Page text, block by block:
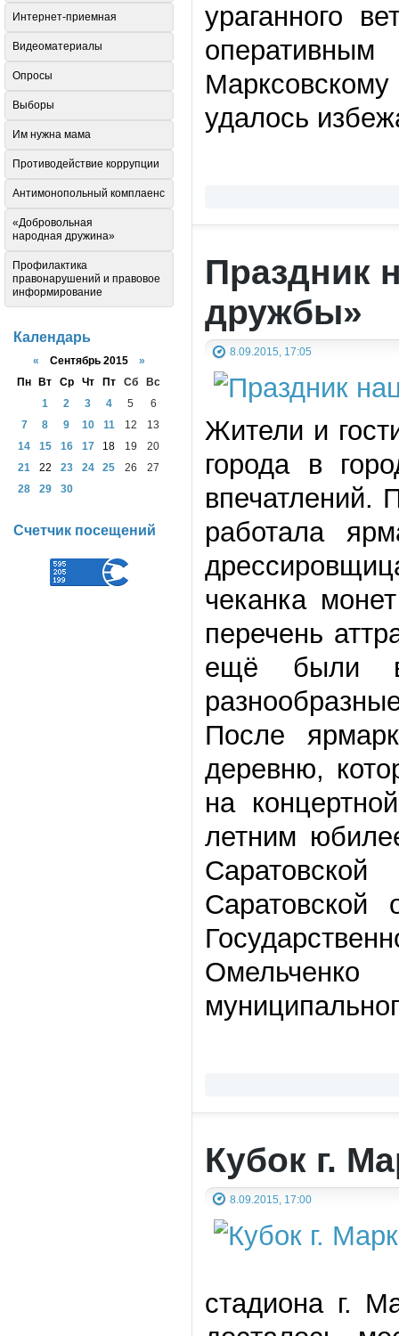
ураганного
удалось
Праздник
дружбы»
8.09.2015, 17:05
Жители и
города в
впечатлений.
работала
чеканка
перечень
ещё были в
После
деревню,
на
летним
Саратовской
Кубок г.
8.09.2015, 17:00
стадиона г.
Интернет-приемная
Видеоматериалы
Опросы
Выборы
Им нужна мама
Противодействие коррупции
Антимонопольный комплаенс
«Добровольная
народная дружина»
Профилактика
правонарушений и правовое
информирование
Календарь
« Сентябрь 2015 »
Пн
Вт Ср Чт Пт Сб
Вс
1
2 3 4 5
6
7
8 9 10 11 12
13
14
15 16 17 18 19
20
21
22 23 24 25 26
27
28
29 30
Счетчик посещений